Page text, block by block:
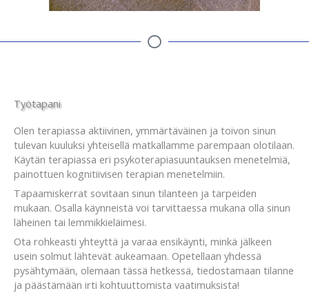
Työtapani
Olen terapiassa aktiivinen, ymmärtäväinen ja toivon sinun
tulevan kuuluksi yhteisellä matkallamme parempaan olotilaan.
Käytän terapiassa eri psykoterapiasuuntauksen menetelmiä,
painottuen kognitiivisen terapian menetelmiin.
Tapaamiskerrat sovitaan sinun tilanteen ja tarpeiden
mukaan. Osalla käynneistä voi tarvittaessa mukana olla sinun
läheinen tai lemmikkieläimesi.
Ota rohkeasti yhteyttä ja varaa ensikäynti, minkä jälkeen
usein solmut lähtevät aukeamaan. Opetellaan yhdessä
pysähtymään, olemaan tässä hetkessä, tiedostamaan tilanne
ja päästämään irti kohtuuttomista vaatimuksista!